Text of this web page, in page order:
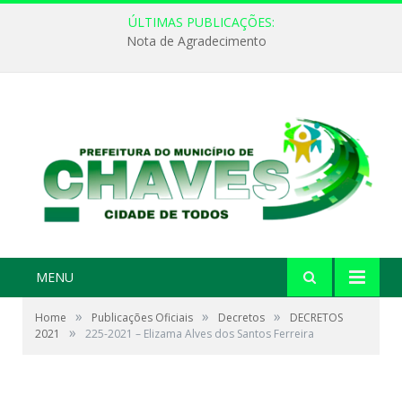
ÚLTIMAS PUBLICAÇÕES:
Nota de Agradecimento
MENU
Home » Publicações Oficiais » Decretos »
DECRETOS
2021
» 225-2021 – Elizama Alves dos Santos Ferreira